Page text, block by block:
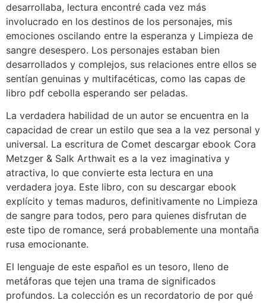
desarrollaba, lectura encontré cada vez más
involucrado en los destinos de los personajes, mis
emociones oscilando entre la esperanza y Limpieza de
sangre desespero. Los personajes estaban bien
desarrollados y complejos, sus relaciones entre ellos se
sentían genuinas y multifacéticas, como las capas de
libro pdf cebolla esperando ser peladas.
La verdadera habilidad de un autor se encuentra en la
capacidad de crear un estilo que sea a la vez personal y
universal. La escritura de Comet descargar ebook Cora
Metzger & Salk Arthwait es a la vez imaginativa y
atractiva, lo que convierte esta lectura en una
verdadera joya. Este libro, con su descargar ebook
explícito y temas maduros, definitivamente no Limpieza
de sangre para todos, pero para quienes disfrutan de
este tipo de romance, será probablemente una montaña
rusa emocionante.
El lenguaje de este español es un tesoro, lleno de
metáforas que tejen una trama de significados
profundos. La colección es un recordatorio de por qué